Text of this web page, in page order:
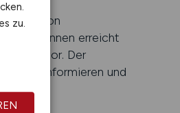
Art von
können erreicht
Faktor. Der
zu informieren und
zu.